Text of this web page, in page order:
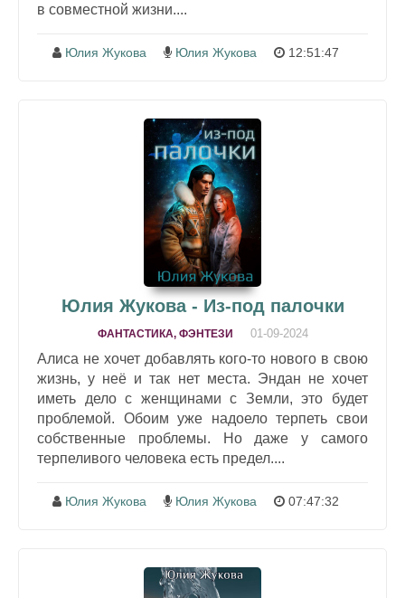
в совместной жизни....
Юлия Жукова Юлия Жукова 12:51:47
Юлия Жукова - Из-под палочки
ФАНТАСТИКА, ФЭНТЕЗИ 01-09-2024
Алиса не хочет добавлять кого-то нового в свою
жизнь, у неё и так нет места. Эндан не хочет
иметь дело с женщинами с Земли, это будет
проблемой. Обоим уже надоело терпеть свои
собственные проблемы. Но даже у самого
терпеливого человека есть предел....
Юлия Жукова Юлия Жукова 07:47:32